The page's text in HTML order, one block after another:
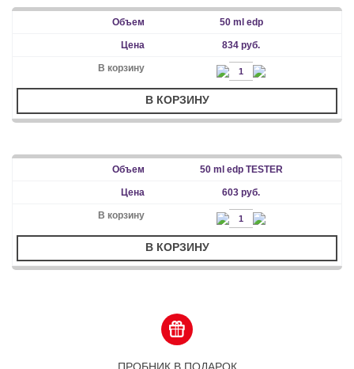
50 ml edp
834 руб.
В КОРЗИНУ
50 ml edp TESTER
603 руб.
В КОРЗИНУ